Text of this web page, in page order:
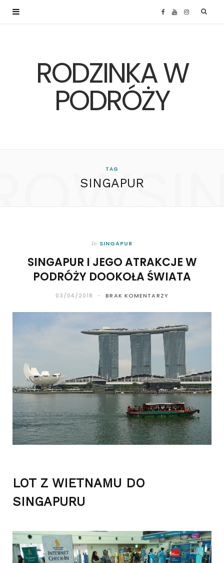
F Y I
RODZINKA W
PODRÓŻY
TAG
SINGAPUR
In SINGAPUR
SINGAPUR I JEGO ATRAKCJE W
PODRÓŻY DOOKOŁA ŚWIATA
03/04/2018 BRAK KOMENTARZY
LOT Z WIETNAMU DO
SINGAPURU